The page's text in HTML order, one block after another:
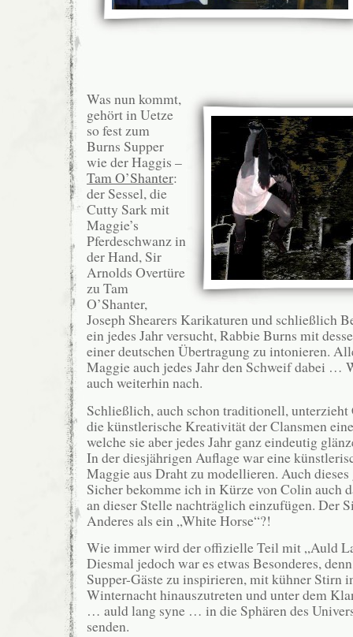
Was nun kommt,
gehört in Uetze
so fest zum
Burns Supper
wie der Haggis –
Tam O’Shanter:
der Sessel, die
Cutty Sark mit
Maggie’s
Pferdeschwanz in
der Hand, Sir
Arnolds Overtüre
zu Tam
O’Shanter,
Joseph Shearers Karikaturen und schließlich
ein jedes Jahr versucht, Rabbie Burns mit
einer deutschen Übertragung zu intonieren.
Maggie auch jedes Jahr den Schweif dabei …
auch weiterhin nach.
Schließlich, auch schon traditionell, unterzieht
die künstlerische Kreativität der Clansmen
welche sie aber jedes Jahr ganz eindeutig
In der diesjährigen Auflage war eine
Maggie aus Draht zu modellieren. Auch
Sicher bekomme ich in Kürze von Colin auch
an dieser Stelle nachträglich einzufügen. Der
Anderes als ein „White Horse“?!
Wie immer wird der offizielle Teil mit „Auld
Diesmal jedoch war es etwas Besonderes,
Supper-Gäste zu inspirieren, mit kühner Stirn
Winternacht hinauszutreten und unter dem
… auld lang syne … in die Sphären des
senden.